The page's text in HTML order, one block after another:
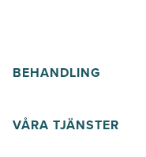
BEHANDLING
VÅRA TJÄNSTER